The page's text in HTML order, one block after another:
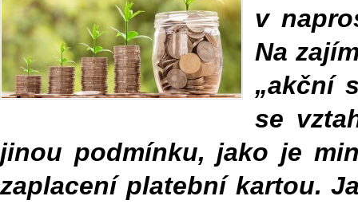
v
Na
„akční
se
jinou podmínku, jako je
zaplacení platební kartou.